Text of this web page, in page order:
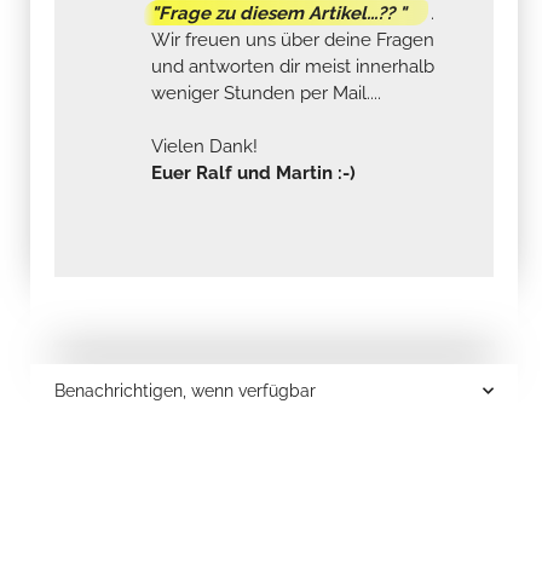
"Frage zu diesem Artikel...?? "
.
Wir freuen uns über deine Fragen
und antworten dir meist innerhalb
weniger Stunden per Mail....
Vielen Dank!
Euer Ralf und Martin :-)
Benachrichtigen, wenn verfügbar